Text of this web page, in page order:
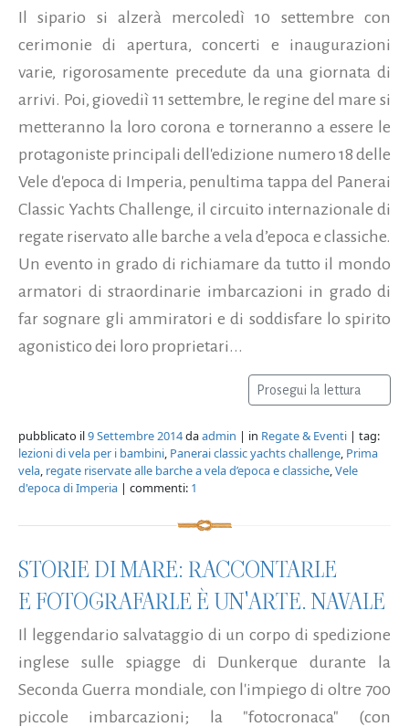
Il sipario si alzerà mercoledì 10 settembre con
cerimonie di apertura, concerti e inaugurazioni
varie, rigorosamente precedute da una giornata di
arrivi. Poi, giovediì 11 settembre, le regine del mare si
metteranno la loro corona e torneranno a essere le
protagoniste principali dell'edizione numero 18 delle
Vele d'epoca di Imperia, penultima tappa del Panerai
Classic Yachts Challenge, il circuito internazionale di
regate riservato alle barche a vela d’epoca e classiche.
Un evento in grado di richiamare da tutto il mondo
armatori di straordinarie imbarcazioni in grado di
far sognare gli ammiratori e di soddisfare lo spirito
agonistico dei loro proprietari...
Prosegui la lettura
pubblicato il9 Settembre 2014daadmin | in Regate & Eventi | tag:
lezioni di vela per i bambini, Panerai classic yachts challenge, Prima
vela, regate riservate alle barche a vela d’epoca e classiche,Vele
d'epoca di Imperia | commenti: 1
STORIE DI MARE: RACCONTARLE
E FOTOGRAFARLE È UN'ARTE. NAVALE
Il leggendario salvataggio di un corpo di spedizione
inglese sulle spiagge di Dunkerque durante la
Seconda Guerra mondiale, con l'impiego di oltre 700
piccole imbarcazioni; la "fotocronaca" (con